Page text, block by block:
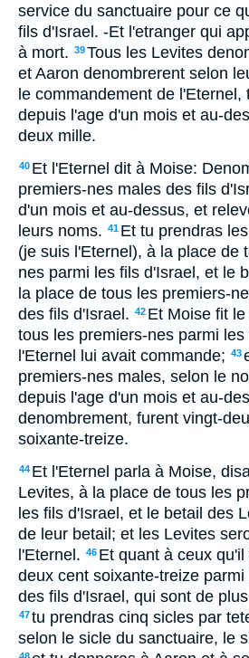
service du sanctuaire pour ce
fils d'Israel. -Et l'etranger qui
à mort. 39Tous les Levites
et Aaron denombrerent selon
le commandement de l'Eternel,
depuis l'age d'un mois et au-
deux mille.
40 Et l'Eternel dit à Moise:
premiers-nes males des fils
d'un mois et au-dessus, et
leurs noms. 41 Et tu prendras
(je suis l'Eternel), à la place de
nes parmi les fils d'Israel, et le
la place de tous les premiers-
des fils d'Israel. 42 Et Moise fit
tous les premiers-nes parmi
l'Eternel lui avait commande; 43
premiers-nes males, selon le
depuis l'age d'un mois et au-
denombrement, furent vingt-
soixante-treize.
44 Et l'Eternel parla à Moise,
Levites, à la place de tous les
les fils d'Israel, et le betail des
de leur betail; et les Levites
l'Eternel. 46 Et quant à ceux
deux cent soixante-treize
des fils d'Israel, qui sont de
47tu prendras cinq sicles par
selon le sicle du sanctuaire, le